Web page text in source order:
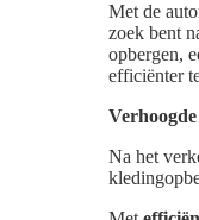
Met de
zoek bent
opbergen,
efficiënter
Na het